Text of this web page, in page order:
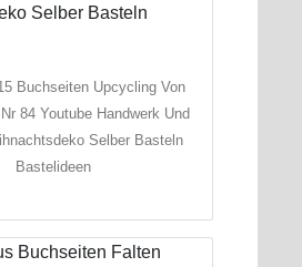
Buchseiten Upcycling Von
84 Youtube Handwerk Und
Selber Basteln
Bastelideen